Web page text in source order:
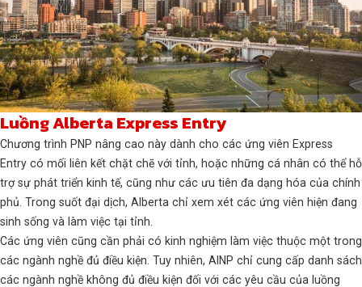
LuồngAlberta Express Entry
Chương trình PNP nâng cao này dành cho các ứng viên Express
Entry có mối liên kết chặt chẽ với tỉnh, hoặc những cá nhân có thể hỗ
trợ sự phát triển kinh tế, cũng như các ưu tiên đa dạng hóa của chính
phủ. Trong suốt đại dịch, Alberta chỉ xem xét các ứng viên hiện đang
sinh sống và làm việc tại tỉnh.
Các ứng viên cũng cần phải có kinh nghiệm làm việc thuộc một trong
các ngành nghề đủ điều kiện. Tuy nhiên, AINP chỉ cung cấp danh sách
các ngành nghề không đủ điều kiện đối với các yêu cầu của luồng